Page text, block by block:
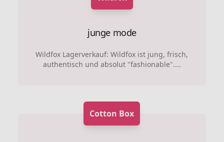
junge mode
Wildfox Lagerverkauf: Wildfox ist jung, frisch,
authentisch und absolut "fashionable"....
Cotton Box